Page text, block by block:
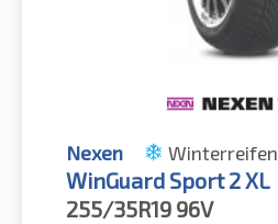
Nexen Winterreifen
WinGuard Sport 2 XL
255/35R19 96V